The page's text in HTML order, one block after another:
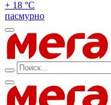
+ 18 °С
пасмурно